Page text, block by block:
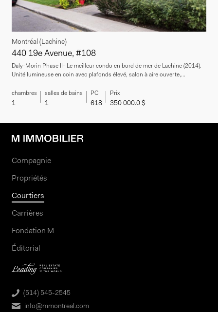
Montréal (Lachine)
440 19e Avenue, #108
Daly-Morin Phase II- Le meilleur condo en bord de mer de Lachine (2014).
Unité lumineuse en coin avec plafonds élevé, salon à aire ouverte,...
chambres
1
salles de bains
1
PC
618
Prix
350 000.0 $
Compagnie
Propriétés
Courtiers
Carrières
Fondation M
Éditorial
(514) 545-2545
info@mmontreal.com